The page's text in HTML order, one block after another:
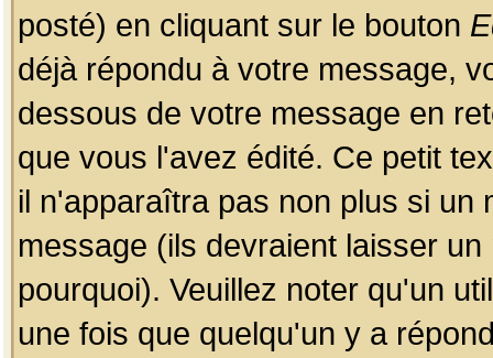
posté) en cliquant sur le bouton
déjà répondu à votre message,
dessous de votre message en
que vous l'avez édité. Ce petit
il n'apparaîtra pas non plus si un
message (ils devraient laisser
pourquoi). Veuillez noter qu'un
une fois que quelqu'un y a